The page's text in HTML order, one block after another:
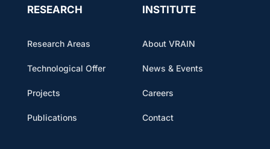
RESEARCH
Research Areas
Technological Offer
Projects
Publications
INSTITUTE
About VRAIN
News & Events
Careers
Contact